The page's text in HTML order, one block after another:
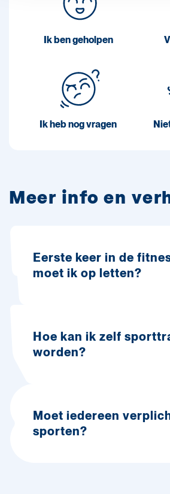
Ik ben geholpen
Ik heb nog vragen
Meer info en
Eerste keer in de
moet ik op letten?
Hoe kan ik zelf
worden?
Moet iedereen
sporten?